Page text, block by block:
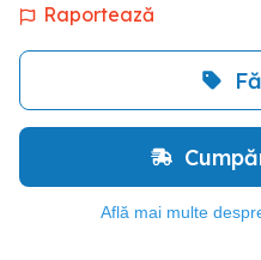
Raportează
Află mai multe